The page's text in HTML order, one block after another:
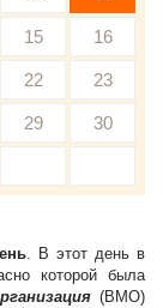
15 16
22 23
29 30
. В этот день в
которой была
(ВМО)